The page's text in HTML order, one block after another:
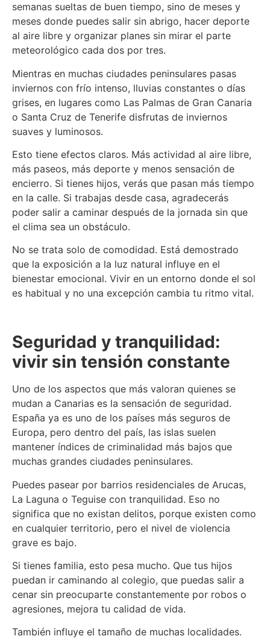
semanas sueltas de buen tiempo, sino de meses y
meses donde puedes salir sin abrigo, hacer deporte
al aire libre y organizar planes sin mirar el parte
meteorológico cada dos por tres.
Mientras en muchas ciudades peninsulares pasas
inviernos con frío intenso, lluvias constantes o días
grises, en lugares como Las Palmas de Gran Canaria
o Santa Cruz de Tenerife disfrutas de inviernos
suaves y luminosos.
Esto tiene efectos claros. Más actividad al aire libre,
más paseos, más deporte y menos sensación de
encierro. Si tienes hijos, verás que pasan más tiempo
en la calle. Si trabajas desde casa, agradecerás
poder salir a caminar después de la jornada sin que
el clima sea un obstáculo.
No se trata solo de comodidad. Está demostrado
que la exposición a la luz natural influye en el
bienestar emocional. Vivir en un entorno donde el sol
es habitual y no una excepción cambia tu ritmo vital.
Seguridad y tranquilidad:
vivir sin tensión constante
Uno de los aspectos que más valoran quienes se
mudan a Canarias es la sensación de seguridad.
España ya es uno de los países más seguros de
Europa, pero dentro del país, las islas suelen
mantener índices de criminalidad más bajos que
muchas grandes ciudades peninsulares.
Puedes pasear por barrios residenciales de Arucas,
La Laguna o Teguise con tranquilidad. Eso no
significa que no existan delitos, porque existen como
en cualquier territorio, pero el nivel de violencia
grave es bajo.
Si tienes familia, esto pesa mucho. Que tus hijos
puedan ir caminando al colegio, que puedas salir a
cenar sin preocuparte constantemente por robos o
agresiones, mejora tu calidad de vida.
También influye el tamaño de muchas localidades.